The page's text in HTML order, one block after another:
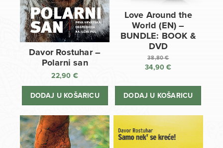
Davor Rostuhar –
Polarni san
22,90 €
DODAJ U KOŠARICU
Love Around the
World (EN) –
BUNDLE: BOOK &
DVD
38,80€
Izvorna
bila
34,90€
cijena
DODAJ U KOŠARICU